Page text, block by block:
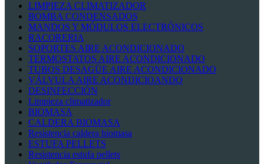
LIMPIEZA CLIMATIZADOR
BOMBA CONDENSADOS
MANDOS Y MÓDULOS ELECTRÓNICOS
RACORERIA
SOPORTES AIRE ACONDICIONADO
TERMOSTATOS AIRE ACONDICIONADO
TUBOS DESAGÜE AIRE ACONDICIONADO
VÁLVULA AIRE ACONDICIOANDO
DESINFECCIÓN
Limpieza climatizador
BIOMASA
CALDERA BIOMASA
Resistencia caldera biomasa
ESTUFA PELLETS
Resistencia estufa pellets